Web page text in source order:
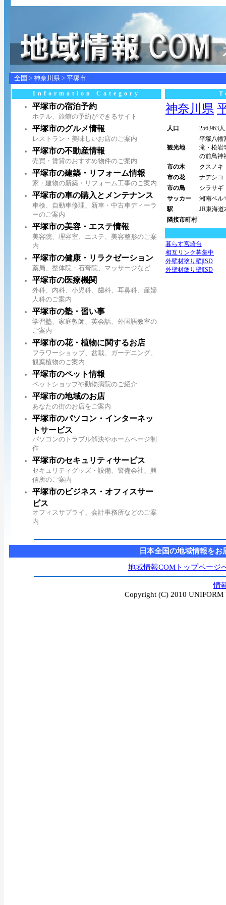
全国 > 神奈川県 > 平塚市
Information Category
平塚市の宿泊予約
ホテル、旅館の予約ができるサイト
平塚市のグルメ情報
レストラン・美味しいお店のご案内
平塚市の不動産情報
売買・賃貸のおすすめ物件のご案内
平塚市の建築・リフォーム情報
家・建物の新築・リフォーム工事のご案内
平塚市の車の購入とメンテナンス
車検、自動車修理、新車・中古車ディーラ
ーのご案内
平塚市の美容・エステ情報
美容院、理容室、エステ、美容整形のご案
内
平塚市の健康・リラクゼーション
薬局、整体院・石膏院、マッサージなど
平塚市の医療機関
外科、内科、小児科、歯科、耳鼻科、産婦
人科のご案内
平塚市の塾・習い事
学習塾、家庭教師、英会話、外国語教室の
ご案内
平塚市の花・植物に関するお店
フラワーショップ、盆栽、ガーデニング、
観葉植物のご案内
平塚市のペット情報
ペットショップや動物病院のご紹介
平塚市の地域のお店
あなたの街のお店をご案内
平塚市のパソコン・インターネッ
トサービス
パソコンのトラブル解決やホームページ制
作
平塚市のセキュリティサービス
セキュリティグッズ・設備、警備会社、興
信所のご案内
平塚市のビジネス・オフィスサー
ビス
オフィスサプライ、会計事務所などのご案
内
神奈川県
人口 256,963人
観光地
平塚八幡
滝・松岩
の前鳥神
市の木
クスノキ
市の花
ナデシコ
市の鳥
シラサギ
サッカー
湘南ベル
駅
JR東海道
隣接市町村
暮らす宮崎台
相互リンク募集中
外壁材塗り壁|ISD
外壁材塗り壁|ISD
日本全国の地域情報をお
地域情報COMトップページ
情
Copyright (C) 2010